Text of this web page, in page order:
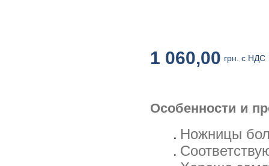
1 060,00 грн. с НДС
Особенности и
Ножницы